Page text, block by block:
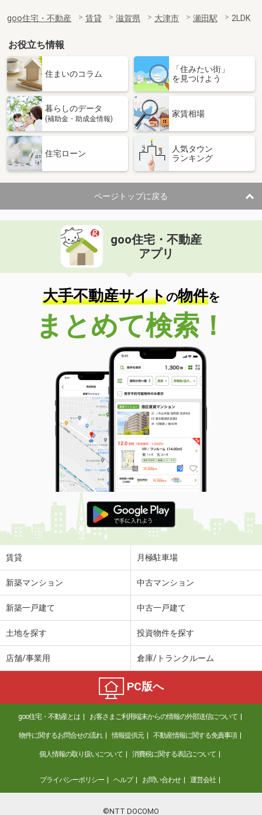
goo住宅・不動産 賃貸 滋賀県 大津市 瀬田駅 2LDK
お役立ち情報
住まいのコラム
「住みたい街」
を見つけよう
暮らしのデータ
(補助金・助成金情報)
家賃相場
住宅ローン
人気タウン
ランキング
ページトップに戻る
goo住宅・不動産
アプリ
大手不動産サイトの物件を
まとめて検索！
賃貸 月極駐車場
新築マンション 中古マンション
新築一戸建て 中古一戸建て
土地を探す 投資物件を探す
店舗/事業用 倉庫/トランクルーム
PC版へ
goo住宅・不動産とは お客さまご利用端末からの情報の外部送信について
物件に関するお問合せの流れ 情報提供元 不動産情報に関する免責事項
個人情報の取り扱いについて 消費税に関する表記について
プライバシーポリシー ヘルプ お問い合わせ 運営会社
©NTT DOCOMO